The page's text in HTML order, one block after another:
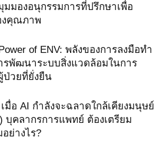
มมองอนุกรรมการที่ปรึกษาเพื่อ
งคุณภาพ
of ENV: พลังของการลงมือทำ
รพัฒนาระบบสิ่งแวดล้อมในการ
ป่วยที่ยั่งยืน
เมื่อ AI กําลังจะฉลาดใกล้เคียงมนุษย์
บุคลากรการแพทย์ ต้องเตรียม
ย่างไร?